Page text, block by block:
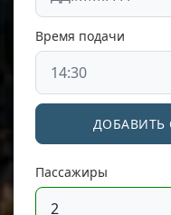
Время подачи
ДОБАВИТЬ
Пассажиры